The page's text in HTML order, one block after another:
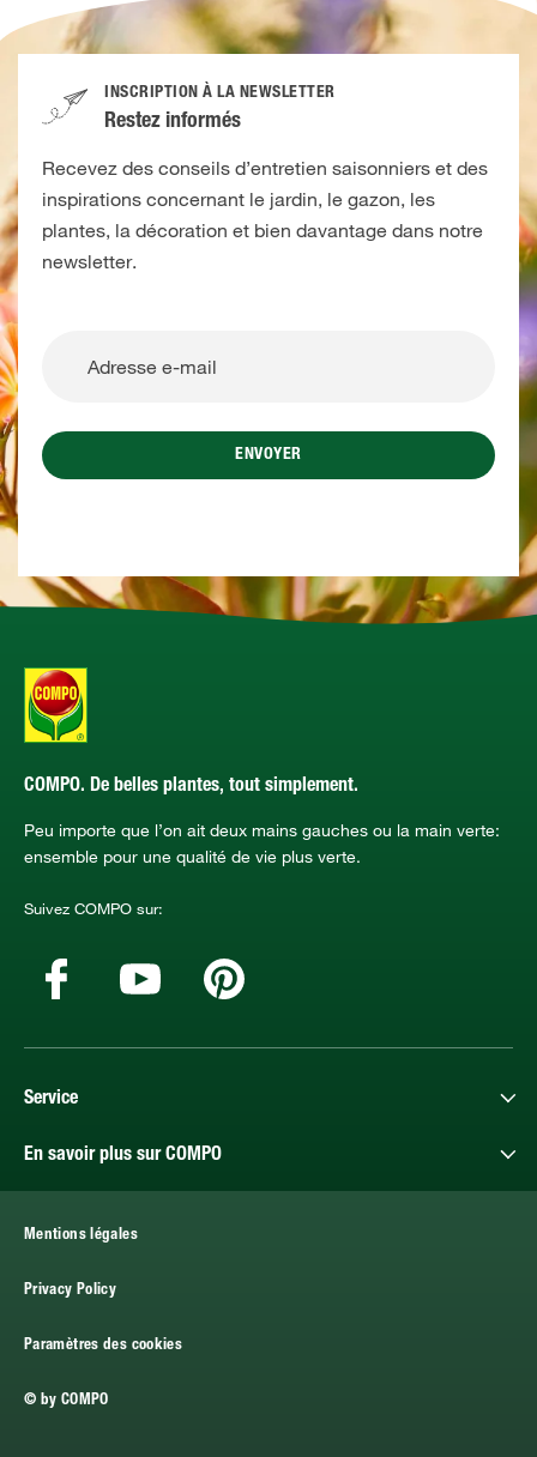
INSCRIPTION À LA NEWSLETTER
Restez informés
Recevez des conseils d’entretien saisonniers et des
inspirations concernant le jardin, le gazon, les
plantes, la décoration et bien davantage dans notre
newsletter.
ENVOYER
COMPO. De belles plantes, tout simplement.
Peu importe que l’on ait deux mains gauches ou la main verte:
ensemble pour une qualité de vie plus verte.
Suivez COMPO sur:
Service
En savoir plus sur COMPO
Mentions légales
Privacy Policy
Paramètres des cookies
© by COMPO